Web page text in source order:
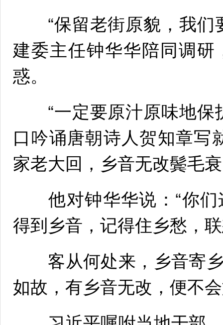
“保留老街原貌，我们
建委主任钟华华陪同调
惑。
“一定要原汁原味地保
口吟诵唐朝诗人贺知章写
家老大回，乡音无改鬓毛
他对钟华华说：“你们
得到乡音，记得住乡愁，
客从何处来，乡音寄乡
如故，有乡音无改，便不